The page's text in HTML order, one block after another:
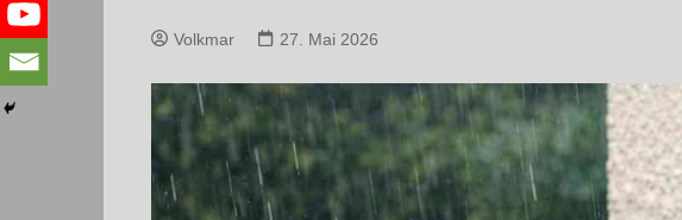
Volkmar 27. Mai 2026